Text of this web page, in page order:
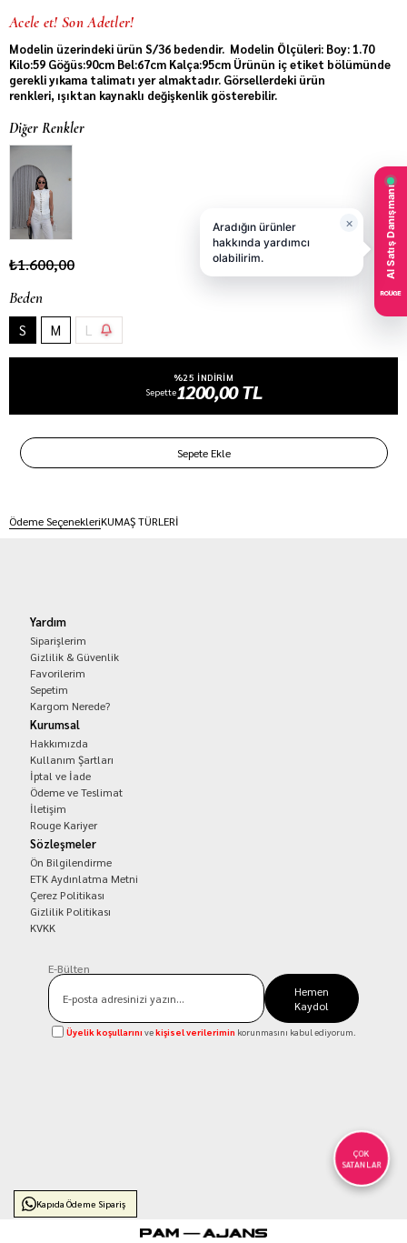
Acele et! Son Adetler!
Modelin üzerindeki ürün S/36 bedendir. Modelin Ölçüleri: Boy: 1.70
Kilo:59 Göğüs:90cm Bel:67cm Kalça:95cm Ürünün iç etiket bölümünde
gerekli yıkama talimatı yer almaktadır. Görsellerdeki ürün
renkleri, ışıktan kaynaklı değişkenlik gösterebilir.
Diğer Renkler
₺1.600,00
Beden
S M L
%25 INDIRIM
Sepette1200,00 TL
Ödeme SeçenekleriKUMAŞ TÜRLERİ
Yardım
Siparişlerim
Gizlilik & Güvenlik
Favorilerim
Sepetim
Kargom Nerede?
Kurumsal
Hakkımızda
Kullanım Şartları
İptal ve İade
Ödeme ve Teslimat
İletişim
Rouge Kariyer
Sözleşmeler
Ön Bilgilendirme
ETK Aydınlatma Metni
Çerez Politikası
Gizlilik Politikası
KVKK
E-Bülten
Hemen
Kaydol
Üyelik koşullarını vekişisel verilerimin korunmasını kabul ediyorum.
Kapıda Ödeme Sipariş
ÇOK
SATANLAR